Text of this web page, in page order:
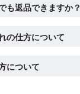
も返品できますか？
の仕方について
について